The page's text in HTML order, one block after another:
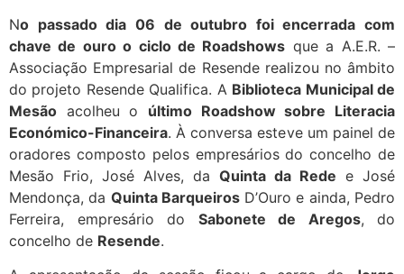
No passado dia 06 de outubro foi encerrada com
chave de ouro o ciclo de Roadshows que a A.E.R. –
Associação Empresarial de Resende realizou no âmbito
do projeto Resende Qualifica. A Biblioteca Municipal de
Mesão acolheu o último Roadshow sobre Literacia
Económico-Financeira. À conversa esteve um painel de
oradores composto pelos empresários do concelho de
Mesão Frio, José Alves, da Quinta da Rede e José
Mendonça, da Quinta BarqueirosD’Ouro e ainda, Pedro
Ferreira, empresário do Sabonete de Aregos, do
concelho de Resende.